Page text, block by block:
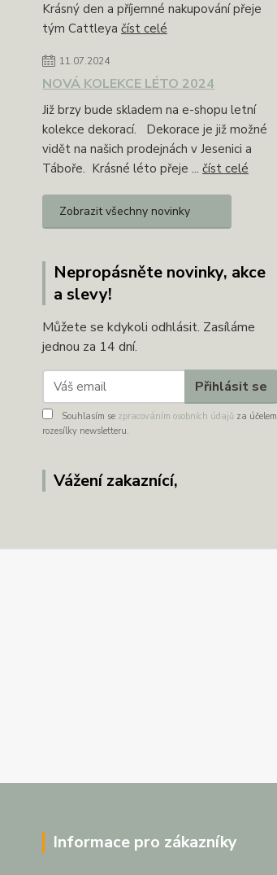
Krásný den a příjemné nakupování přeje
tým Cattleya číst celé
11.07.2024
NOVÁ KOLEKCE LÉTO 2024
Již brzy bude skladem na e-shopu letní
kolekce dekorací. Dekorace je již možné
vidět na našich prodejnách v Jesenici a
Táboře. Krásné léto přeje ... číst celé
Zobrazit všechny novinky
Nepropásněte novinky, akce
a slevy!
Můžete se kdykoli odhlásit. Zasíláme
jednou za 14 dní.
Přihlásit se
Souhlasím se zpracováním osobních údajů za účelem
rozesílky newsletteru.
Vážení zakaznící,
Informace pro zákazníky